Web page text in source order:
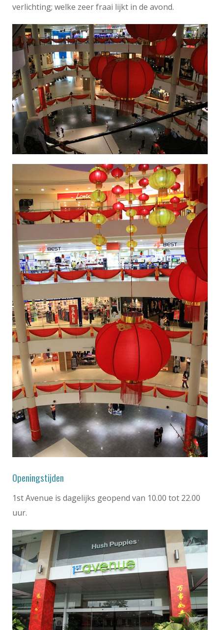
verlichting; welke zeer fraai lijkt in de avond.
Openingstijden
1st Avenue is dagelijks geopend van 10.00 tot 22.00
uur.